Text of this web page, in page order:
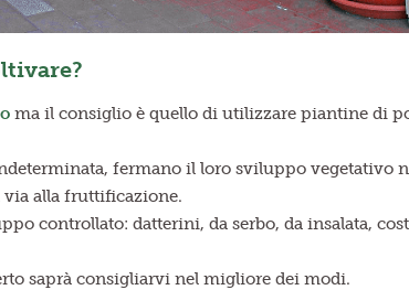
ma il consiglio è quello di utilizzare piantine di
fermano il loro sviluppo vegetativo
via alla fruttificazione.
controllato: datterini, da serbo, da insalata,
saprà consigliarvi nel migliore dei modi.